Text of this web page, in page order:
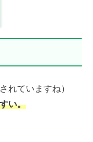
れていますね）
い。